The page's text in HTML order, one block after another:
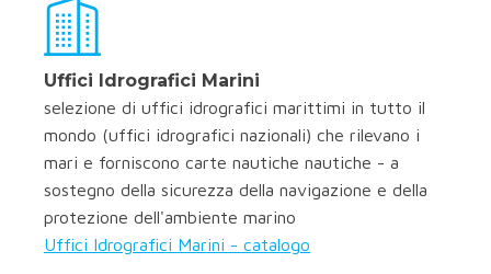
Uffici Idrografici Marini
selezione di uffici idrografici marittimi in tutto il
mondo (uffici idrografici nazionali) che rilevano i
mari e forniscono carte nautiche nautiche - a
sostegno della sicurezza della navigazione e della
protezione dell'ambiente marino
Uffici Idrografici Marini - catalogo